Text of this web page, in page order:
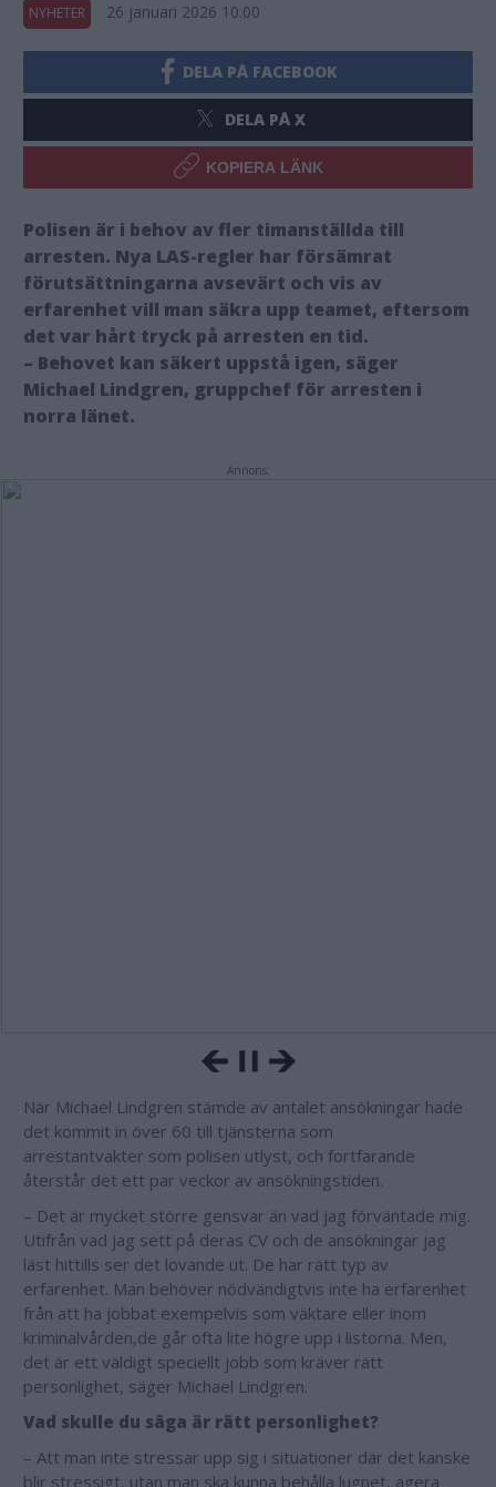
NYHETER 26 januari 2026 10.00
DELA PÅ FACEBOOK
DELA PÅ X
KOPIERA LÄNK
Polisen är i behov av fler timanställda till
arresten. Nya LAS-regler har försämrat
förutsättningarna avsevärt och vis av
erfarenhet vill man säkra upp teamet, eftersom
det var hårt tryck på arresten en tid.
– Behovet kan säkert uppstå igen, säger
Michael Lindgren, gruppchef för arresten i
norra länet.
Annons:
När Michael Lindgren stämde av antalet ansökningar hade
det kommit in över 60 till tjänsterna som
arrestantvakter som polisen utlyst, och fortfarande
återstår det ett par veckor av ansökningstiden.
– Det är mycket större gensvar än vad jag förväntade mig.
Utifrån vad jag sett på deras CV och de ansökningar jag
läst hittills ser det lovande ut. De har rätt typ av
erfarenhet. Man behöver nödvändigtvis inte ha erfarenhet
från att ha jobbat exempelvis som väktare eller inom
kriminalvården,de går ofta lite högre upp i listorna. Men,
det är ett väldigt speciellt jobb som kräver rätt
personlighet, säger Michael Lindgren.
Vad skulle du säga är rätt personlighet?
– Att man inte stressar upp sig i situationer där det kanske
blir stressigt, utan man ska kunna behålla lugnet, agera